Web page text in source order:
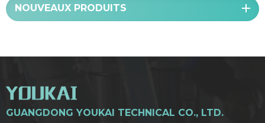
NOUVEAUX PRODUITS
GUANGDONG YOUKAI TECHNICAL CO., LTD.